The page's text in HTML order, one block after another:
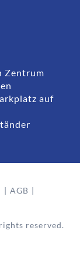
Zentrum
auf
AGB
reserved.